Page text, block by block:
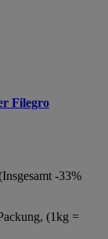
Filegro
-33%
(1kg =